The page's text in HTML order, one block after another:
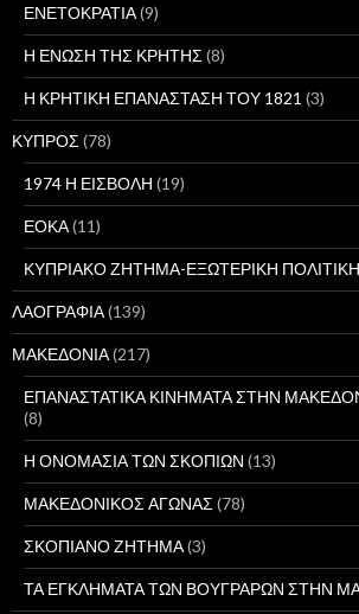
ΕΝΕΤΟΚΡΑΤΙΑ(9)
Η ΕΝΩΣΗ ΤΗΣ ΚΡΗΤΗΣ (8)
Η ΚΡΗΤΙΚΗ ΕΠΑΝΑΣΤΑΣΗ ΤΟΥ 1821 (3)
ΚΥΠΡΟΣ (78)
1974 Η ΕΙΣΒΟΛΗ (19)
ΕΟΚΑ(11)
ΚΥΠΡΙΑΚΟ ΖΗΤΗΜΑ-ΕΞΩΤΕΡΙΚΗ ΠΟΛΙΤΙΚΗ
ΛΑΟΓΡΑΦΙΑ(139)
ΜΑΚΕΔΟΝΙΑ(217)
ΕΠΑΝΑΣΤΑΤΙΚΑ ΚΙΝΗΜΑΤΑ ΣΤΗΝ
(8)
Η ΟΝΟΜΑΣΙΑ ΤΩΝ ΣΚΟΠΙΩΝ (13)
ΜΑΚΕΔΟΝΙΚΟΣ ΑΓΩΝΑΣ (78)
ΣΚΟΠΙΑΝΟ ΖΗΤΗΜΑ(3)
ΤΑ ΕΓΚΛΗΜΑΤΑ ΤΩΝ ΒΟΥΓΡΑΡΩΝ ΣΤΗΝ